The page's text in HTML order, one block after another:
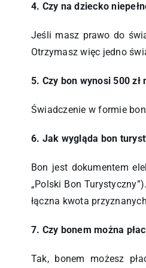
4. Czy na dziecko
Jeśli masz prawo do
Otrzymasz więc jedno
5. Czy bon wynosi 500
Świadczenie w formie
6. Jak wygląda bon
Bon jest dokumentem
„Polski Bon
łączna kwota
7. Czy bonem można
Tak, bonem możesz